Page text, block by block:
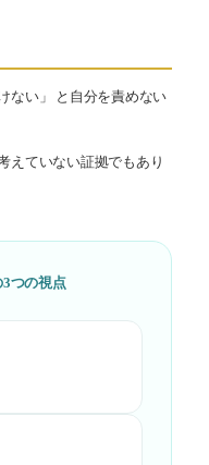
ない」 と自分を責めない
えていない証拠でもあり
つの視点